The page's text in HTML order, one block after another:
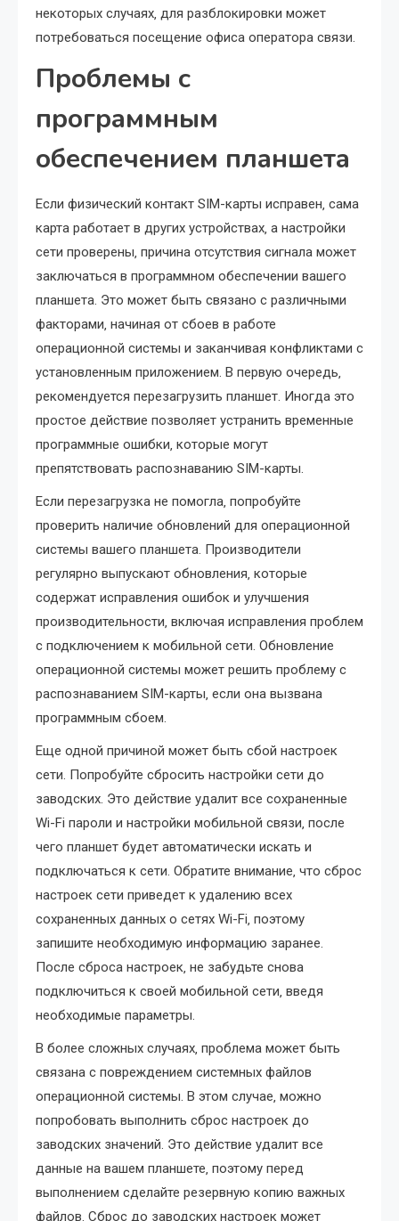
некоторых случаях‚ для разблокировки может
потребоваться посещение офиса оператора связи.
Проблемы с
программным
обеспечением планшета
Если физический контакт SIM-карты исправен‚ сама
карта работает в других устройствах‚ а настройки
сети проверены‚ причина отсутствия сигнала может
заключаться в программном обеспечении вашего
планшета. Это может быть связано с различными
факторами‚ начиная от сбоев в работе
операционной системы и заканчивая конфликтами с
установленным приложением. В первую очередь‚
рекомендуется перезагрузить планшет. Иногда это
простое действие позволяет устранить временные
программные ошибки‚ которые могут
препятствовать распознаванию SIM-карты.
Если перезагрузка не помогла‚ попробуйте
проверить наличие обновлений для операционной
системы вашего планшета. Производители
регулярно выпускают обновления‚ которые
содержат исправления ошибок и улучшения
производительности‚ включая исправления проблем
с подключением к мобильной сети. Обновление
операционной системы может решить проблему с
распознаванием SIM-карты‚ если она вызвана
программным сбоем.
Еще одной причиной может быть сбой настроек
сети. Попробуйте сбросить настройки сети до
заводских. Это действие удалит все сохраненные
Wi-Fi пароли и настройки мобильной связи‚ после
чего планшет будет автоматически искать и
подключаться к сети. Обратите внимание‚ что сброс
настроек сети приведет к удалению всех
сохраненных данных о сетях Wi-Fi‚ поэтому
запишите необходимую информацию заранее.
После сброса настроек‚ не забудьте снова
подключиться к своей мобильной сети‚ введя
необходимые параметры.
В более сложных случаях‚ проблема может быть
связана с повреждением системных файлов
операционной системы. В этом случае‚ можно
попробовать выполнить сброс настроек до
заводских значений. Это действие удалит все
данные на вашем планшете‚ поэтому перед
выполнением сделайте резервную копию важных
файлов. Сброс до заводских настроек может